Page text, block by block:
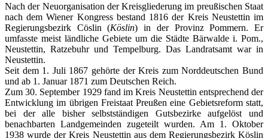
Nach der Neuorganisation der Kreisgliederung im preußischen Staat
nach dem Wiener Kongress bestand 1816 der Kreis Neustettin im
Regierungsbezirk Cöslin (Köslin) in der Provinz Pommern. Er
umfasste meist ländliche Gebiete um die Städte Bärwalde i. Pom.,
Neustettin, Ratzebuhr und Tempelburg. Das Landratsamt war in
Neustettin.
Seit dem 1. Juli 1867 gehörte der Kreis zum Norddeutschen Bund
und ab 1. Januar 1871 zum Deutschen Reich.
Zum 30. September 1929 fand im Kreis Neustettin entsprechend der
Entwicklung im übrigen Freistaat Preußen eine Gebietsreform statt,
bei der alle bisher selbstständigen Gutsbezirke aufgelöst und
benachbarten Landgemeinden zugeteilt wurden. Am 1. Oktober
1938 wurde der Kreis Neustettin aus dem Regierungsbezirk Köslin